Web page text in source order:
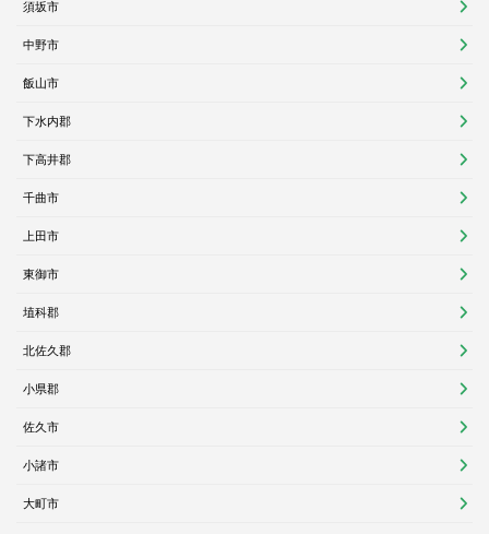
須坂市
中野市
飯山市
下水内郡
下高井郡
千曲市
上田市
東御市
埴科郡
北佐久郡
小県郡
佐久市
小諸市
大町市